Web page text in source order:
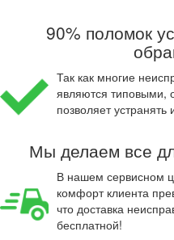
90% поломок
Так как многие
являются типовыми,
позволяет
Мы делаем все
В нашем сервисном
комфорт клиента
что доставка
бесплатной!